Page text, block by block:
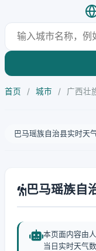
首页 / 城市 / 广西壮
巴马瑶族自治县实时天
巴马瑶族自
本页面内容由
当日实时天气